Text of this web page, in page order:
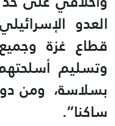
العدو
قطاع غزة
وتسليم
بسلاسة، ومن
ساكنا”.